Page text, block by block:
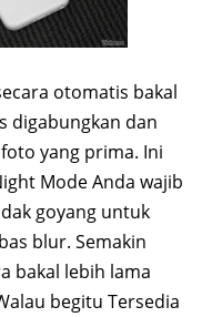
otomatis bakal
digabungkan dan
yang prima. Ini
Mode Anda wajib
goyang untuk
blur. Semakin
bakal lebih lama
begitu Tersedia